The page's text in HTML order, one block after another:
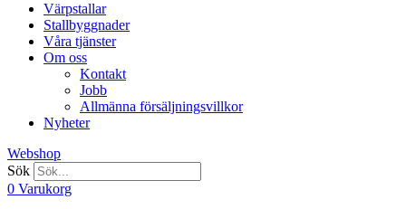
Värpstallar
Stallbyggnader
Våra tjänster
Om oss
Kontakt
Jobb
Allmänna försäljningsvillkor
Nyheter
Webshop
Sök
0 Varukorg